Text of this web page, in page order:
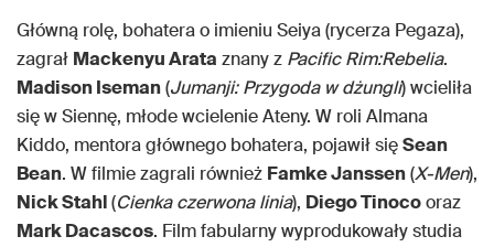
Główną rolę, bohatera o imieniu Seiya (rycerza Pegaza),
zagrał Mackenyu Arata znany z Pacific Rim:Rebelia.
Madison Iseman(Jumanji: Przygoda w dżungli) wcieliła
się w Siennę, młode wcielenie Ateny. W roli Almana
Kiddo, mentora głównego bohatera, pojawił sięSean
Bean. W filmie zagrali również Famke Janssen(X-Men),
Nick Stahl(Cienka czerwona linia), Diego Tinocooraz
Mark Dacascos. Film fabularny wyprodukowały studia